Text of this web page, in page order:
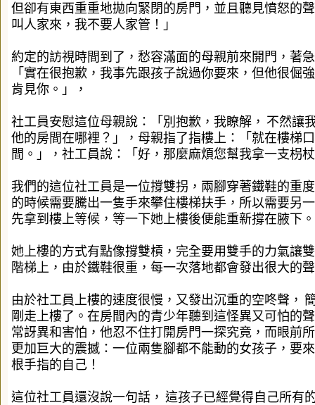
但卻有東西重重地拋向緊閉的房門，並且聽見憤怒的
叫人家來，我不要人家管！」
約定的訪視時間到了，愁容滿面的母親前來開門，著
「實在很抱歉，我事先跟孩子說過你要來，但他很倔
肯見你。」，
社工員安慰這位母親說：「別抱歉，我瞭解， 不然讓
他的房間在哪裡？」，母親指了指樓上：「就在樓梯
間。」，社工員說：「好，那麼麻煩您幫我拿一支枴
我們的這位社工員是一位撐雙拐，兩腳穿著鐵鞋的重
的時候需要騰出一隻手來攀住樓梯扶手，所以需要另
先拿到樓上等候，等一下她上樓後便能重新撐在腋下。
她上樓的方式有點像撐雙槓，完全要用雙手的力氣讓
階梯上，由於鐵鞋很重，每一次落地都會發出很大的
由於社工員上樓的速度很慢，又發出沉重的空咚聲，
剛走上樓了。在房間內的青少年聽到這怪異又可怕的
常訝異和害怕，他忍不住打開房門一探究竟，而眼前
更加巨大的震撼：一位兩隻腳都不能動的女孩子，要
根手指的自己！
這位社工員還沒說一句話， 這孩子已經覺得自己所有